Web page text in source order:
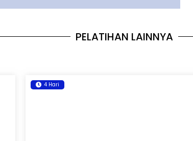
PELATIHAN LAINNYA
4 Hari